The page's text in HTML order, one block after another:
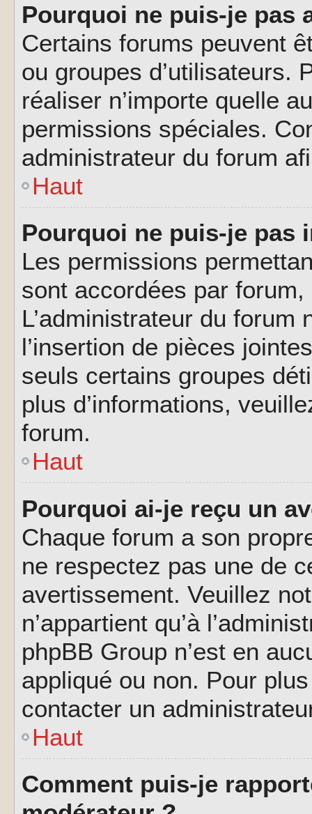
Pourquoi ne puis-je pas
Certains forums peuvent
ou groupes d’utilisateurs.
réaliser n’importe quelle
permissions spéciales.
administrateur du forum
Haut
Pourquoi ne puis-je pas
Les permissions
sont accordées par
L’administrateur du forum
l’insertion de pièces
seuls certains groupes
plus d’informations,
forum.
Haut
Pourquoi ai-je reçu un
Chaque forum a son
ne respectez pas une de
avertissement. Veuillez
n’appartient qu’à
phpBB Group n’est en
appliqué ou non. Pour
contacter un
Haut
Comment puis-je